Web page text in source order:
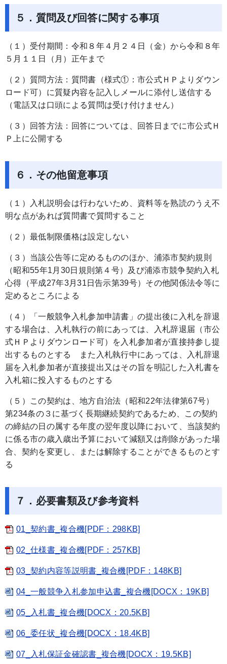
５．質問及び回答に関する事項
（１）受付期間：令和８年４月２４日（金）から令和８年
５月１１日（月）正午まで
（２）質問方法：質問書（様式①：市公式ＨＰよりダウン
ロード可）に質疑内容を記入しメールに添付し送信する
（電話又は口頭による質問は受け付けません）
（３）回答方法：回答については、回答日までに市公式Ｈ
Ｐ上に公開する
６．その他留意事項
（１）入札説明会は行わないため、資料等を熟読のうえ不
明な点があれば質問書で質問すること
（２）最低制限価格は設定しない
（３）当該公告等に定めるもののほか、浦添市契約規則
（昭和55年1月30日規則第４号）及び浦添市競争契約入札
心得（平成27年3月31日告示第39号）その他関係法令等に
定めるところによる
（４）「一般競争入札参加申請書」の提出後に入札を辞退
する場合は、入札執行の前にあっては、入札辞退届（市公
式ＨＰよりダウンロード可）を入札参加者が直接持参し提
出するものとする
また入札執行中にあっては、入札辞退
届を入札参加者が直接提出又はその旨を明記した入札書を
入札箱に投入するものとする
（５）この契約は、地方自治法（昭和22年法律第67号）
第234条の３に基づく長期継続契約であるため、この契約
の締結の日の属する年度の翌年度以降において、当該契約
に係る市の歳入歳出予算において減額又は削除があった場
合、契約を変更し、または解除することができるものとす
る
７．必要書類及び参考資料
01_契約書_複合機[PDF：298KB]
02_仕様書_複合機[PDF：257KB]
03_契約内容等説明書_複合機[PDF：148KB]
04_一般競争入札参加申込書_複合機[DOCX：19KB]
05_入札書_複合機[DOCX：20.5KB]
06_委任状_複合機[DOCX：18.4KB]
07_入札保証金確認書_複合機[DOCX：19.5KB]